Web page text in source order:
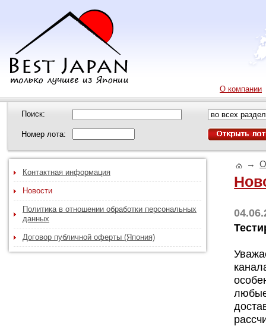
О компании
Поиск:
Номер лота:
Контактная информация
Новости
Политика в отношении обработки персональных
данных
Договор публичной оферты (Япония)
→